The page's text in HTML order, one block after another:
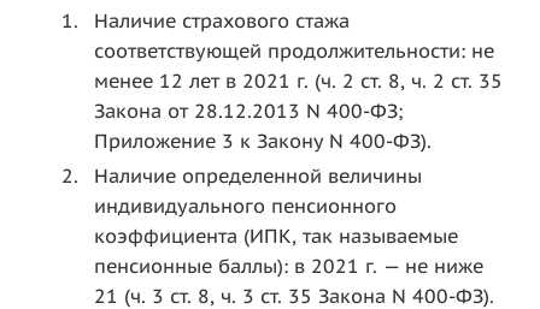
Наличие страхового стажа
соответствующей продолжительности: не
менее 12 лет в 2021 г. (ч. 2 ст. 8, ч. 2 ст. 35
Закона от 28.12.2013 N 400-ФЗ;
Приложение 3 к Закону N 400-ФЗ).
Наличие определенной величины
индивидуального пенсионного
коэффициента (ИПК, так называемые
пенсионные баллы): в 2021 г. — не ниже
21 (ч. 3 ст. 8, ч. 3 ст. 35 Закона N 400-ФЗ).